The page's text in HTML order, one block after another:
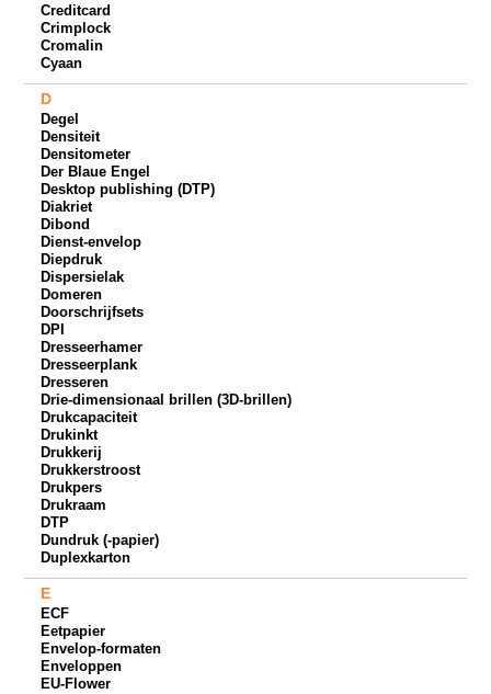
Creditcard
Crimplock
Cromalin
Cyaan
D
Degel
Densiteit
Densitometer
Der Blaue Engel
Desktop publishing (DTP)
Diakriet
Dibond
Dienst-envelop
Diepdruk
Dispersielak
Domeren
Doorschrijfsets
DPI
Dresseerhamer
Dresseerplank
Dresseren
Drie-dimensionaal brillen (3D-brillen)
Drukcapaciteit
Drukinkt
Drukkerij
Drukkerstroost
Drukpers
Drukraam
DTP
Dundruk (-papier)
Duplexkarton
E
ECF
Eetpapier
Envelop-formaten
Enveloppen
EU-Flower